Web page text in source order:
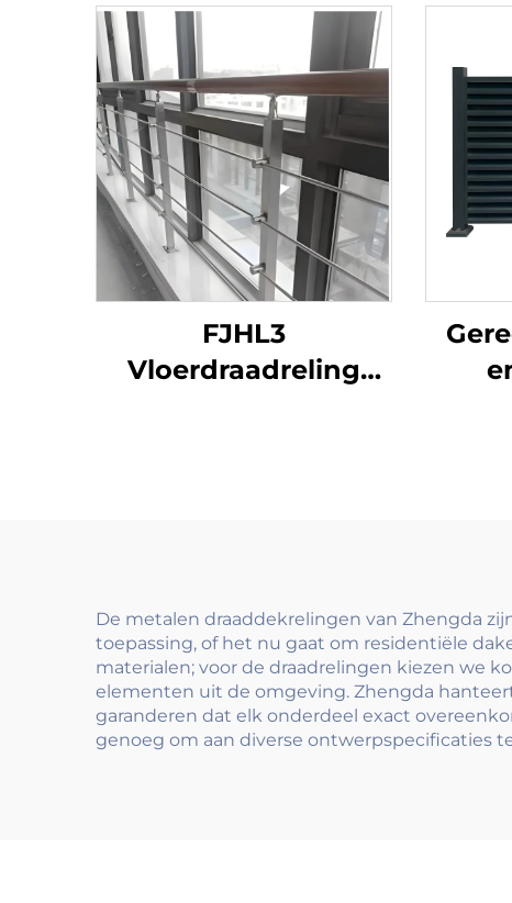
FJHL3
Vloerdraadreling
gebouwvloeren
De metalen draaddekrelingen van Zhengda
toepassing, of het nu gaat om residentiële
materialen; voor de draadrelingen kiezen we
elementen uit de omgeving. Zhengda
garanderen dat elk onderdeel exact
genoeg om aan diverse ontwerpspecificaties